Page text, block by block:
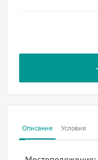
Описание Условия